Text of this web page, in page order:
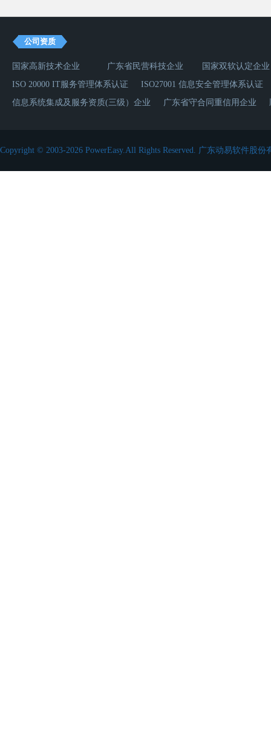
公司资质
国家高新技术企业 广东省民营科技企业
国家双软认定企业
ISO 20000 IT服务管理体系认证
ISO27001 信息安全管理体系认证
信息系统集成及服务资质(三级）企业
广东省守合同重信用企业
Copyright © 2003-2026 PowerEasy.All Rights Reserved. 广东动易软件股份